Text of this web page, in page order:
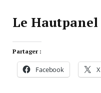
Le Hautpanel
Partager :
Facebook X